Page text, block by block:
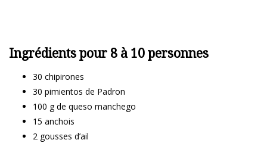
Ingrédients pour 8 à 10 personnes
30 chipirones
30 pimientos de Padron
100 g de queso manchego
15 anchois
2 gousses d’ail